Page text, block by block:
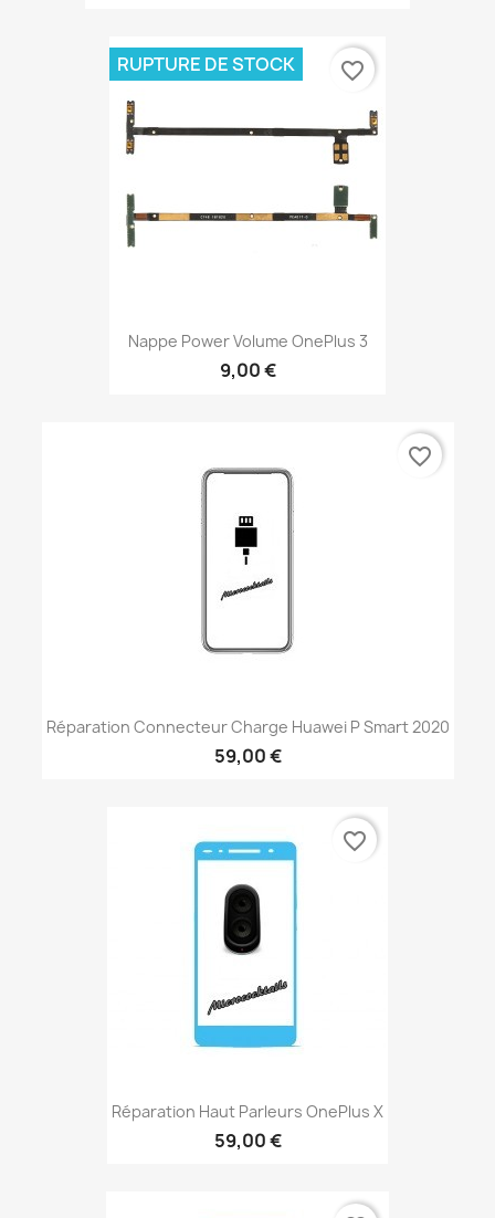
Nappe Power Volume OnePlus 3
9,00 €
RUPTURE DE STOCK favorite_border
Réparation Connecteur Charge Huawei P Smart 2020
59,00 €
favorite_border
Réparation Haut Parleurs OnePlus X
59,00 €
favorite_border